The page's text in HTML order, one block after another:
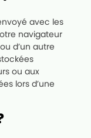
avec les
navigateur
d’un autre
ou aux
lors d’une